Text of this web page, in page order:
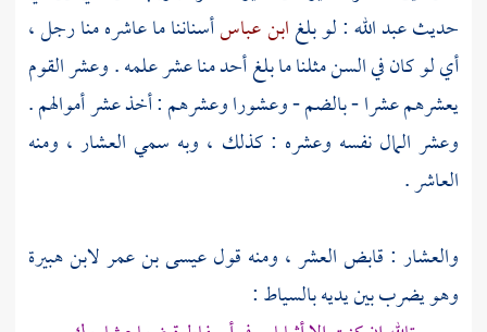
حديثعبد الله: لو بلغابن عباسأسناننا ما عاشره منا رجل ،
أي لو كان في السن مثلنا ما بلغ أحد منا عشر علمه . وعشر القوم
يعشرهم عشرا - بالضم - وعشورا وعشرهم : أخذ عشر أموالهم .
وعشر المال نفسه وعشره : كذلك ، وبه سمي العشار ، ومنه
العاشر .
والعشار : قابض العشر ، ومنه قولعيسى بن عمرلابن هبيرة
وهو يضرب بين يديه بالسياط :